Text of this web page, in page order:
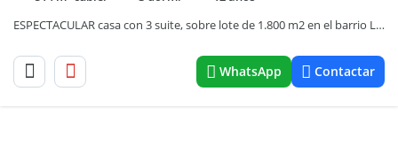
ESPECTACULAR casa con 3 suite, sobre lote de 1.800 m2 en el barrio Las Casuarinas - San Isidro.
WhatsApp Contactar